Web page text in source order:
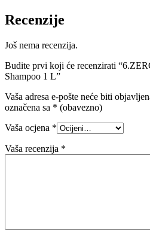
Recenzije
Još nema recenzija.
Budite prvi koji će recenzirati
Shampoo 1 L”
Vaša adresa e-pošte neće biti
označena sa * (obavezno)
Vaša ocjena *
Vaša recenzija *